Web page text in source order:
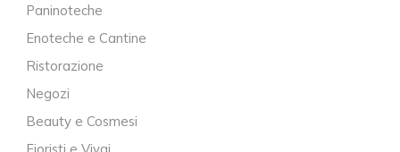
Paninoteche
Enoteche e Cantine
Ristorazione
Negozi
Beauty e Cosmesi